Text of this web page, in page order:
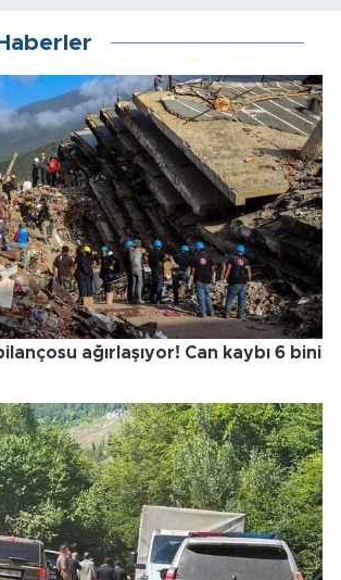
ağırlaşıyor! Can kaybı 6 bini